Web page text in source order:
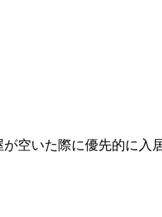
空いた際に優先的に